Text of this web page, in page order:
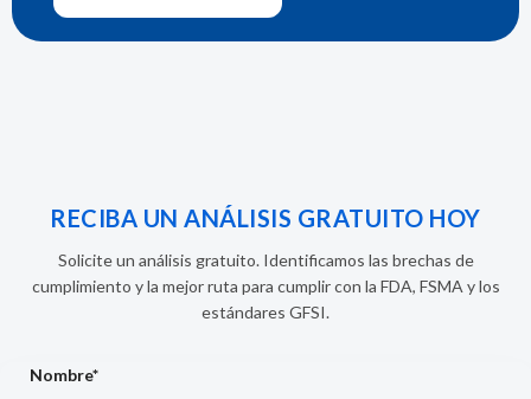
RECIBA UN ANÁLISIS GRATUITO HOY
Solicite un análisis gratuito. Identificamos las brechas de
cumplimiento y la mejor ruta para cumplir con la FDA, FSMA y los
estándares GFSI.
Nombre*